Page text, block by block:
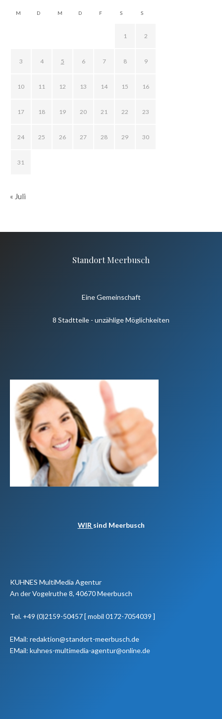
M D M D F S S
1 2
3 4 5 6 7 8 9
10 11 12 13 14 15 16
17 18 19 20 21 22 23
24 25 26 27 28 29 30
31
« Juli
Standort Meerbusch
Eine Gemeinschaft
8 Stadtteile - unzählige Möglichkeiten
WIR sind Meerbusch
KUHNES MultiMedia Agentur
An der Vogelruthe 8, 40670 Meerbusch
Tel. +49 (0)2159-50457 [ mobil 0172-7054039 ]
EMail: redaktion@standort-meerbusch.de
EMail: kuhnes-multimedia-agentur@online.de